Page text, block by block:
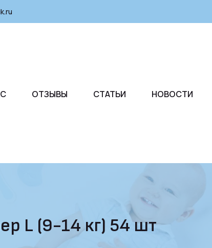
ОТЗЫВЫ СТАТЬИ НОВОСТИ
L (9-14 кг) 54 шт